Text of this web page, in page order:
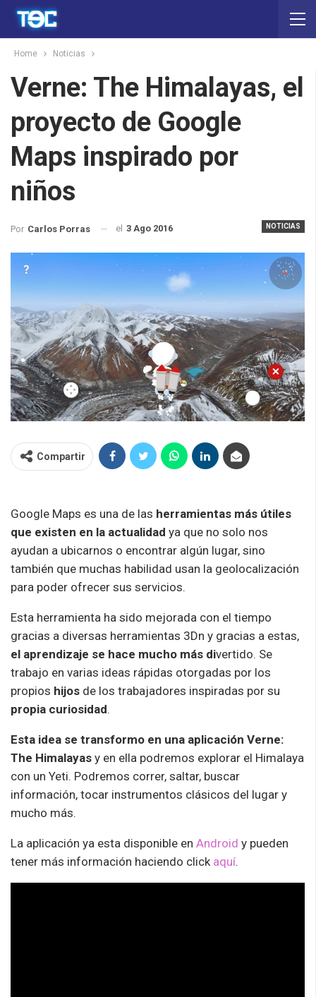
Home Noticias
Verne: The Himalayas, el
proyecto de Google
Maps inspirado por
niños
NOTICIAS
Por Carlos Porras el 3 Ago 2016
Compartir
Google Maps es una de las herramientas más útiles
que existen en la actualidad ya que no solo nos
ayudan a ubicarnos o encontrar algún lugar, sino
también que muchas habilidad usan la geolocalización
para poder ofrecer sus servicios.
Esta herramienta ha sido mejorada con el tiempo
gracias a diversas herramientas 3Dn y gracias a estas,
el aprendizaje se hace mucho más divertido. Se
trabajo en varias ideas rápidas otorgadas por los
propios hijos de los trabajadores inspiradas por su
propia curiosidad.
Esta idea se transformo en una aplicación Verne:
The Himalayas y en ella podremos explorar el Himalaya
con un Yeti. Podremos correr, saltar, buscar
información, tocar instrumentos clásicos del lugar y
mucho más.
La aplicación ya esta disponible en Android y pueden
tener más información haciendo click aquí.